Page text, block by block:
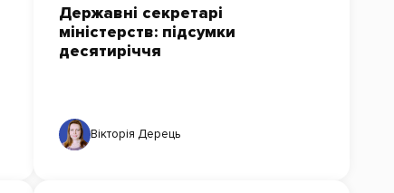
Державні секретарі
міністерств: підсумки
десятиріччя
Вікторія Дерець